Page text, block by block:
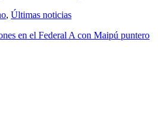
, Últimas noticias
en el Federal A con Maipú puntero